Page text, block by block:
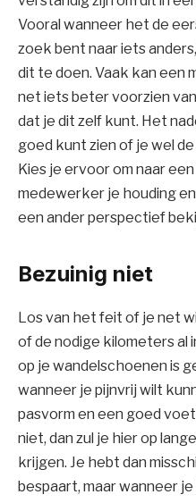
Vooral wanneer het de
zoek bent naar iets
dit te doen. Vaak kan een
net iets beter voorzien
dat je dit zelf kunt. Het
goed kunt zien of je wel
Kies je ervoor om naar
medewerker je houding
een ander perspectief
Bezuinig niet
Los van het feit of je net
of de nodige kilometers al
op je wandelschoenen is
wanneer je pijnvrij wilt
pasvorm en een goed
niet, dan zul je hier op
krijgen. Je hebt dan
bespaart, maar wanneer